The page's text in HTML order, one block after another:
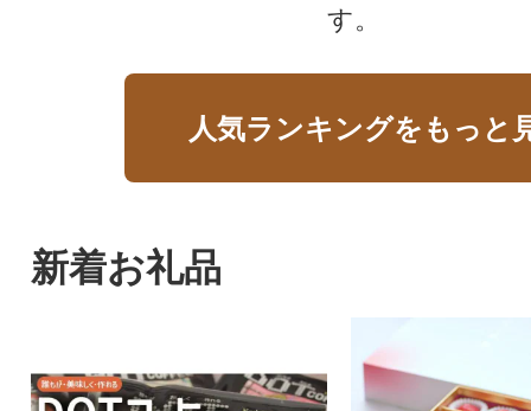
す。
人気ランキングをもっと
新着お礼品